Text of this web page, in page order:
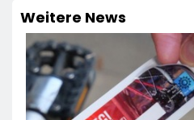
Weitere News